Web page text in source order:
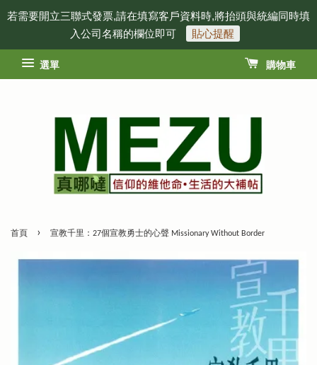
若需要開立三聯式發票,請在填寫客戶資料時,將抬頭與統編同時填
入公司名稱的欄位即可
貼心提醒
選單 購物車
首頁 › 宣教千里：27個宣教勇士的心聲 Missionary Without Border